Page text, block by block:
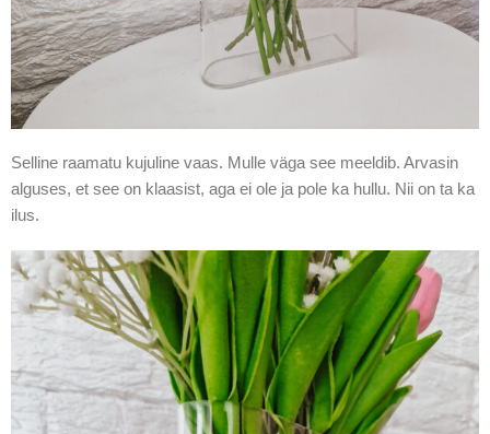
Selline raamatu kujuline vaas. Mulle väga see meeldib. Arvasin
alguses, et see on klaasist, aga ei ole ja pole ka hullu. Nii on ta ka
ilus.